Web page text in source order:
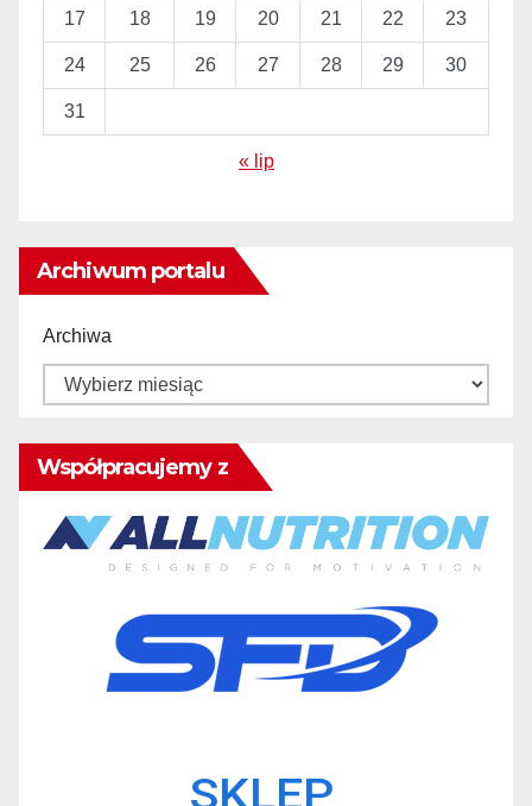
17 18 19 20 21 22 23
24 25 26 27 28 29 30
31
« lip
Archiwum portalu
Archiwa
Współpracujemy z